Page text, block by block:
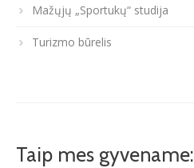
Mažųjų „Sportukų“ studija
Turizmo būrelis
Taip mes gyvename: